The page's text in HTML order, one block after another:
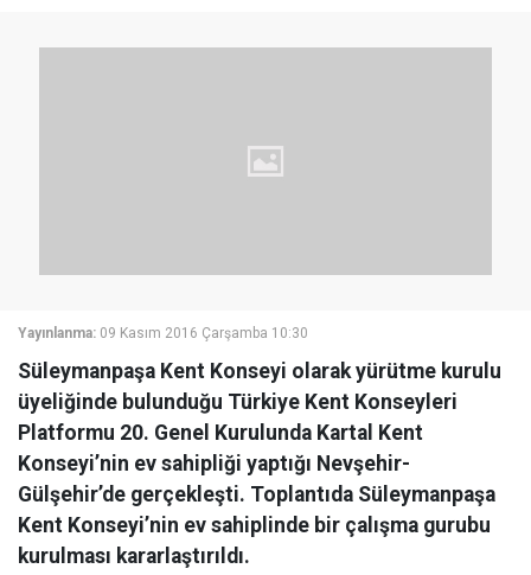
Yayınlanma: 09 Kasım 2016 Çarşamba 10:30
Süleymanpaşa Kent Konseyi olarak yürütme kurulu
üyeliğinde bulunduğu Türkiye Kent Konseyleri
Platformu 20. Genel Kurulunda Kartal Kent
Konseyi’nin ev sahipliği yaptığı Nevşehir-
Gülşehir’de gerçekleşti. Toplantıda Süleymanpaşa
Kent Konseyi’nin ev sahiplinde bir çalışma gurubu
kurulması kararlaştırıldı.